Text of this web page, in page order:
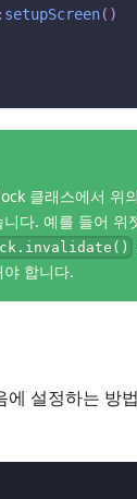
setupScreen( )
클래스에서 위
다. 예를 들어 위
합니다.
에 설정하는 방